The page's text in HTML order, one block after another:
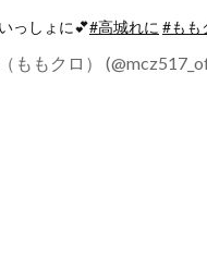
っしょに💕#高城れに #もも
ももクロ）